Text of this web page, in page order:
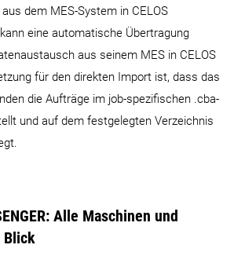
dem MES-System in CELOS
eine automatische Übertragung
aus seinem MES in CELOS
für den direkten Import ist, dass das
die Aufträge im job-spezifischen .cba-
und auf dem festgelegten Verzeichnis
Alle Maschinen und
Blick